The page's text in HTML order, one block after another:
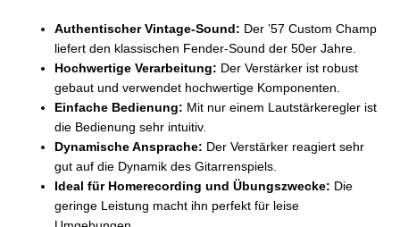
Authentischer Vintage-Sound: Der ’57 Custom Champ
liefert den klassischen Fender-Sound der 50er Jahre.
Hochwertige Verarbeitung: Der Verstärker ist robust
gebaut und verwendet hochwertige Komponenten.
Einfache Bedienung: Mit nur einem Lautstärkeregler ist
die Bedienung sehr intuitiv.
Dynamische Ansprache: Der Verstärker reagiert sehr
gut auf die Dynamik des Gitarrenspiels.
Ideal für Homerecording und Übungszwecke: Die
geringe Leistung macht ihn perfekt für leise